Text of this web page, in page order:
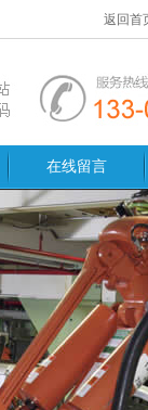
返回首
在线留言